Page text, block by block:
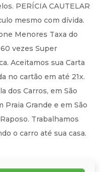
PERÍCIA CAUTELAR
mesmo com dívida.
Menores Taxa do
vezes Super
Aceitamos sua Carta
no cartão em até 21x.
dos Carros, em São
Grande e em São
Trabalhamos
o carro até sua casa.